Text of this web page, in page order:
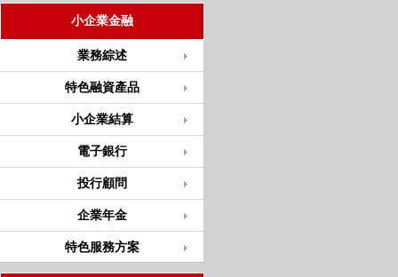
小企業金融
業務綜述
特色融資產品
小企業結算
電子銀行
投行顧問
企業年金
特色服務方案